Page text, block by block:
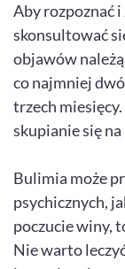
Aby rozpoznać
skonsultować
objawów
co najmniej
trzech
skupianie się
Bulimia może
psychicznych,
poczucie winy,
Nie warto